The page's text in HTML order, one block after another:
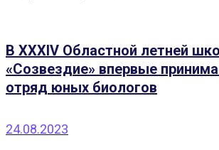
В XXXIV Областной летней
«Созвездие» впервые
отряд юных биологов
24.08.2023